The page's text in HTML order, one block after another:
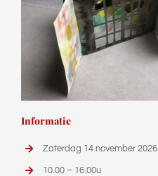
Informatie
Zaterdag 14 november 2026
10.00 – 16.00u